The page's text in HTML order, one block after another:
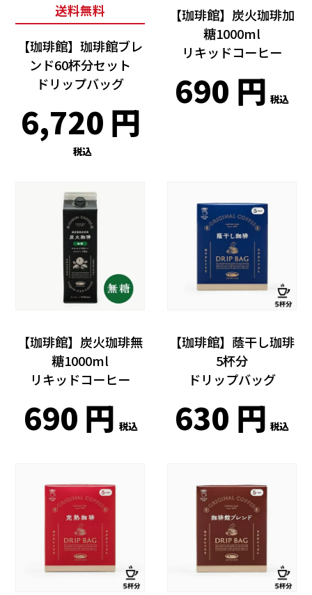
送料無料
【珈琲館】珈琲館ブレ
ンド60杯分セット
ドリップバッグ
6,720
税込
【珈琲館】炭火珈琲加
糖1000ml
リキッドコーヒー
690 税込
【珈琲館】炭火珈琲無
糖1000ml
リキッドコーヒー
690 税込
【珈琲館】蔭干し珈琲
5杯分
ドリップバッグ
630 税込